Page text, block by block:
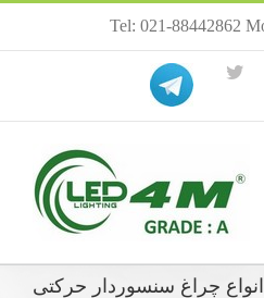
Tel: 021-88442862
انواع چراغ سنسوردار حرکتی